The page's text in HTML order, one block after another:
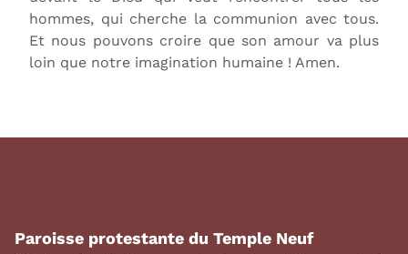
hommes, qui cherche la communion avec tous.
Et nous pouvons croire que son amour va plus
loin que notre imagination humaine ! Amen.
Paroisse protestante du Temple Neuf